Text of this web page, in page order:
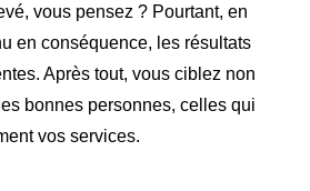
vous pensez ? Pourtant, en
en conséquence, les résultats
Après tout, vous ciblez non
bonnes personnes, celles qui
vos services.